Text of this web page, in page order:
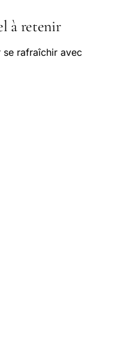
à retenir
se rafraîchir avec